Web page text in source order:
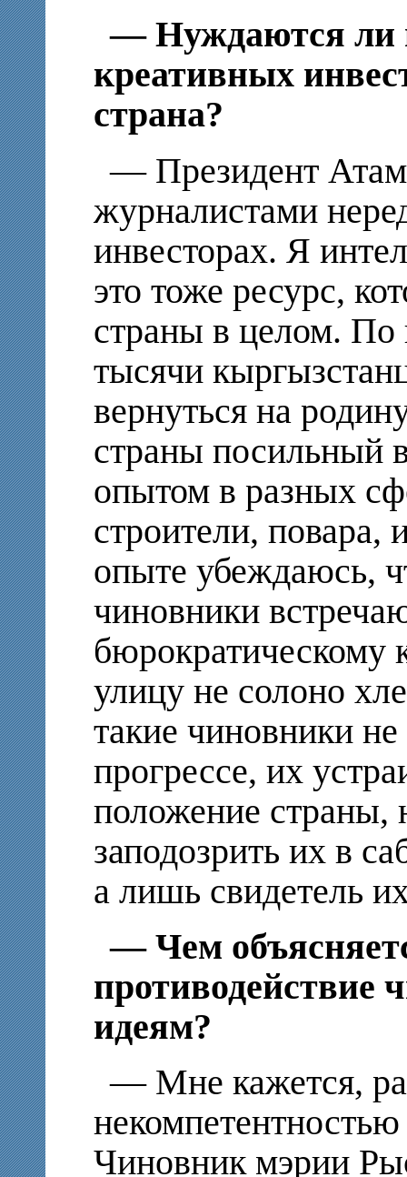
— Нуждаются ли
креативных
страна?
— Президент
журналистами
инвесторах. Я
это тоже ресурс,
страны в целом.
тысячи
вернуться на
страны посильный
опытом в разных
строители,
опыте убеждаюсь,
чиновники
бюрократическому
улицу не солоно
такие чиновники
прогрессе, их
положение страны,
заподозрить их в
а лишь свидетель
— Чем
противодействие
идеям?
— Мне кажется,
Чиновник мэрии